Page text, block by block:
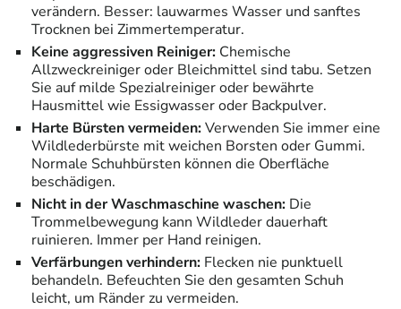
verändern. Besser: lauwarmes Wasser und sanftes
Trocknen bei Zimmertemperatur.
Keine aggressiven Reiniger: Chemische
Allzweckreiniger oder Bleichmittel sind tabu. Setzen
Sie auf milde Spezialreiniger oder bewährte
Hausmittel wie Essigwasser oder Backpulver.
Harte Bürsten vermeiden:Verwenden Sie immer eine
Wildlederbürste mit weichen Borsten oder Gummi.
Normale Schuhbürsten können die Oberfläche
beschädigen.
Nicht in der Waschmaschine waschen: Die
Trommelbewegung kann Wildleder dauerhaft
ruinieren. Immer per Hand reinigen.
Verfärbungen verhindern: Flecken nie punktuell
behandeln. Befeuchten Sie den gesamten Schuh
leicht, um Ränder zu vermeiden.